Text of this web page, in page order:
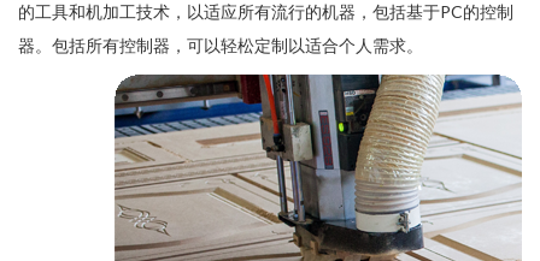
的工具和机加工技术，以适应所有流行的机器，包括基于PC的控制
器。包括所有控制器 ，可以轻松定制以适合个人需求。